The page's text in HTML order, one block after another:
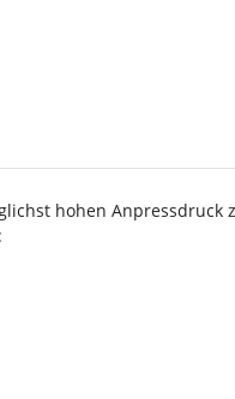
hohen Anpressdruck